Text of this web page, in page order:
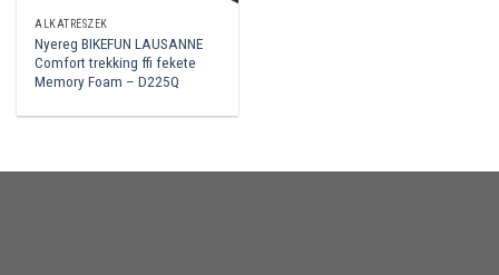
ALKATRÉSZEK
Nyereg BIKEFUN LAUSANNE
Comfort trekking ffi fekete
Memory Foam – D225Q